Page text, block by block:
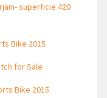
superficie 420
Bike 2015
for Sale
Bike 2015